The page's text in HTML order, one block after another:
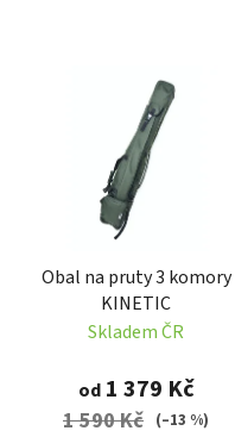
Obal na pruty 3 komory
KINETIC
Skladem ČR
od1 379 Kč
1 590 Kč (–13 %)